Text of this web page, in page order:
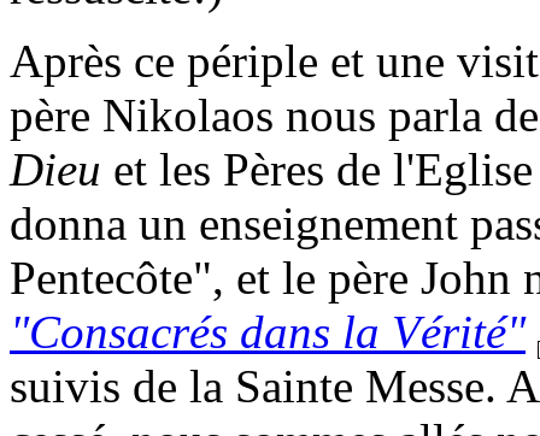
Après ce périple et une
père Nikolaos nous parla
Dieu et les Pères de
donna un enseignement
Pentecôte", et le père John
"Consacrés dans la Vérité"
suivis de la Sainte Messe.